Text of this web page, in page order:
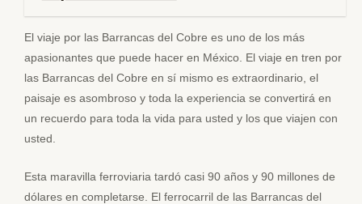
El viaje por las Barrancas del Cobre es uno de los más
apasionantes que puede hacer en México. El viaje en tren por
las Barrancas del Cobre en sí mismo es extraordinario, el
paisaje es asombroso y toda la experiencia se convertirá en
un recuerdo para toda la vida para usted y los que viajen con
usted.
Esta maravilla ferroviaria tardó casi 90 años y 90 millones de
dólares en completarse. El ferrocarril de las Barrancas del